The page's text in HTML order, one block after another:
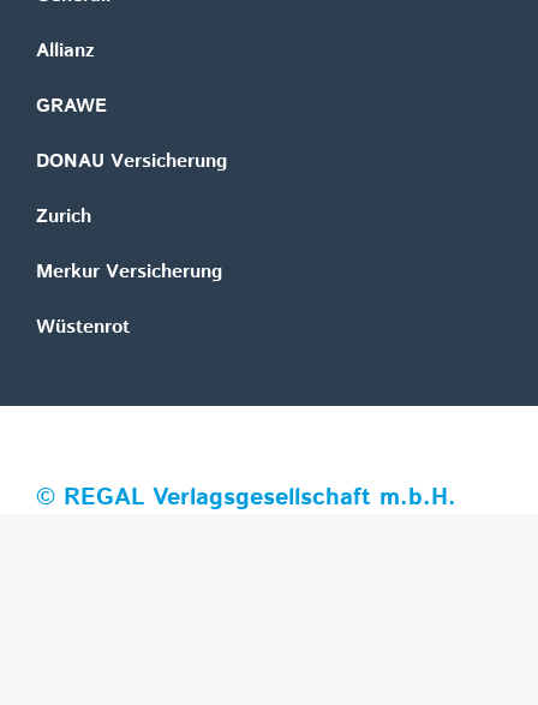
Allianz
GRAWE
DONAU Versicherung
Zurich
Merkur Versicherung
Wüstenrot
© REGAL Verlagsgesellschaft m.b.H.